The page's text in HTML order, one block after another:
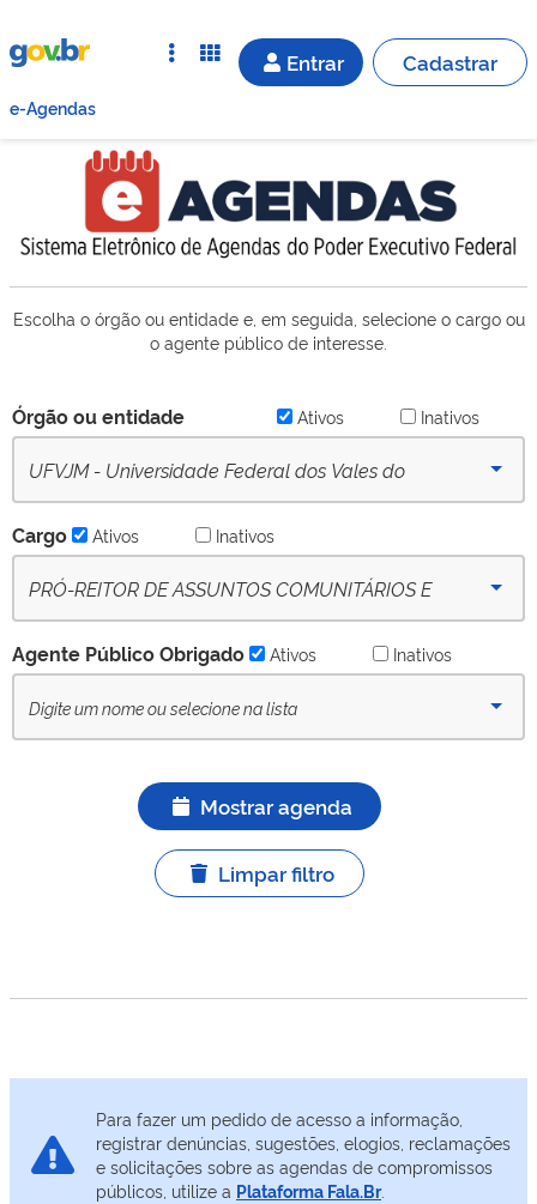
Entrar Cadastrar
e-Agendas
Escolha o órgão ou entidade e, em seguida, selecione o cargo ou
o agente público de interesse.
Órgão ou entidade Ativos Inativos
UFVJM - Universidade Federal dos Vales do
Cargo Ativos Inativos
PRÓ-REITOR DE ASSUNTOS COMUNITÁRIOS E
Agente Público Obrigado Ativos Inativos
Mostrar agenda
Limpar filtro
Para fazer um pedido de acesso a informação,
registrar denúncias, sugestões, elogios, reclamações
e solicitações sobre as agendas de compromissos
públicos, utilize a Plataforma Fala.Br.